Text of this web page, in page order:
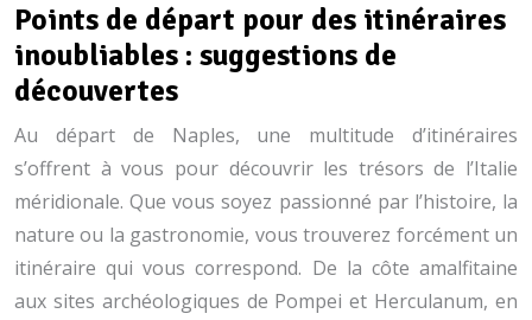
Points de départ pour des itinéraires
inoubliables : suggestions de
découvertes
Au départ de Naples, une multitude d’itinéraires
s’offrent à vous pour découvrir les trésors de l’Italie
méridionale. Que vous soyez passionné par l’histoire, la
nature ou la gastronomie, vous trouverez forcément un
itinéraire qui vous correspond. De la côte amalfitaine
aux sites archéologiques de Pompei et Herculanum, en